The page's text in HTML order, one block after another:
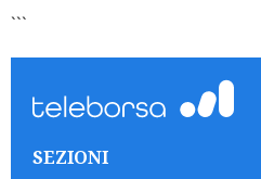
```
SEZIONI